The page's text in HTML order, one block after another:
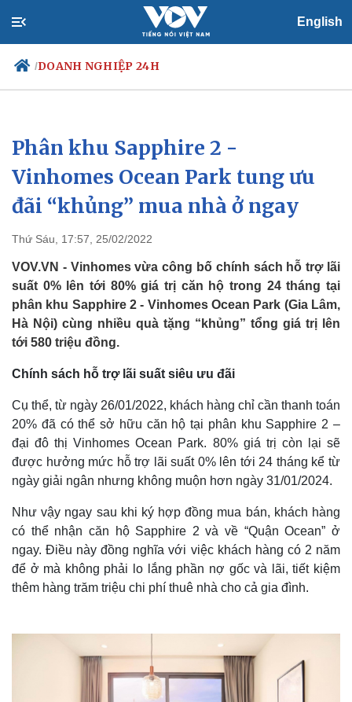
English
/DOANH NGHIỆP 24H
Chính trị
Đảng
Tổ chức nhân sự
Quốc hội
Xã hội
Tin 24h
Dự báo thời tiết
Giáo dục
Phân khu Sapphire 2 -
Vinhomes Ocean Park tung ưu
đãi “khủng” mua nhà ở ngay
Thứ Sáu, 17:57, 25/02/2022
VOV.VN - Vinhomes vừa công bố chính sách hỗ trợ lãi
suất 0% lên tới 80% giá trị căn hộ trong 24 tháng tại
phân khu Sapphire 2 - Vinhomes Ocean Park (Gia Lâm,
Hà Nội) cùng nhiều quà tặng “khủng” tổng giá trị lên
tới 580 triệu đồng.
Chính sách hỗ trợ lãi suất siêu ưu đãi
Cụ thể, từ ngày 26/01/2022, khách hàng chỉ cần thanh toán
20% đã có thể sở hữu căn hộ tại phân khu Sapphire 2 –
đại đô thị Vinhomes Ocean Park. 80% giá trị còn lại sẽ
được hưởng mức hỗ trợ lãi suất 0% lên tới 24 tháng kể từ
ngày giải ngân nhưng không muộn hơn ngày 31/01/2024.
Như vậy ngay sau khi ký hợp đồng mua bán, khách hàng
có thể nhận căn hộ Sapphire 2 và về “Quận Ocean” ở
ngay. Điều này đồng nghĩa với việc khách hàng có 2 năm
để ở mà không phải lo lắng phần nợ gốc và lãi, tiết kiệm
thêm hàng trăm triệu chi phí thuê nhà cho cả gia đình.